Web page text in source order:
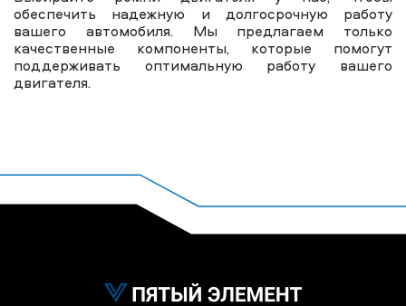
обеспечить надежную и долгосрочную работу
вашего автомобиля. Мы предлагаем только
качественные компоненты, которые помогут
поддерживать оптимальную работу вашего
двигателя.